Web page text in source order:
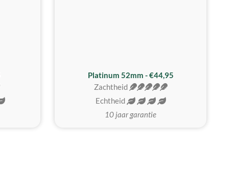
Platinum 52mm - €44,95
Zachtheid
Echtheid
10 jaar garantie